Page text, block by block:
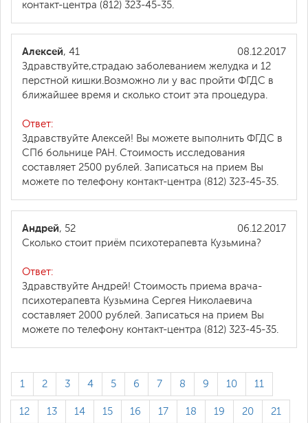
контакт-центра (812) 323-45-35.
08.12.2017
Алексей, 41
Здравствуйте,страдаю заболеванием желудка и 12
перстной кишки.Возможно ли у вас пройти ФГДС в
ближайшее время и сколько стоит эта процедура.
Ответ:
Здравствуйте Алексей! Вы можете выполнить ФГДС в
СПб больнице РАН. Стоимость исследования
составляет 2500 рублей. Записаться на прием Вы
можете по телефону контакт-центра (812) 323-45-35.
06.12.2017
Андрей, 52
Сколько стоит приём психотерапевта Кузьмина?
Ответ:
Здравствуйте Андрей! Стоимость приема врача-
психотерапевта Кузьмина Сергея Николаевича
составляет 2000 рублей. Записаться на прием Вы
можете по телефону контакт-центра (812) 323-45-35.
1 2 3 4 5 6 7 8 9 10 11
12 13 14 15 16 17 18 19 20 21